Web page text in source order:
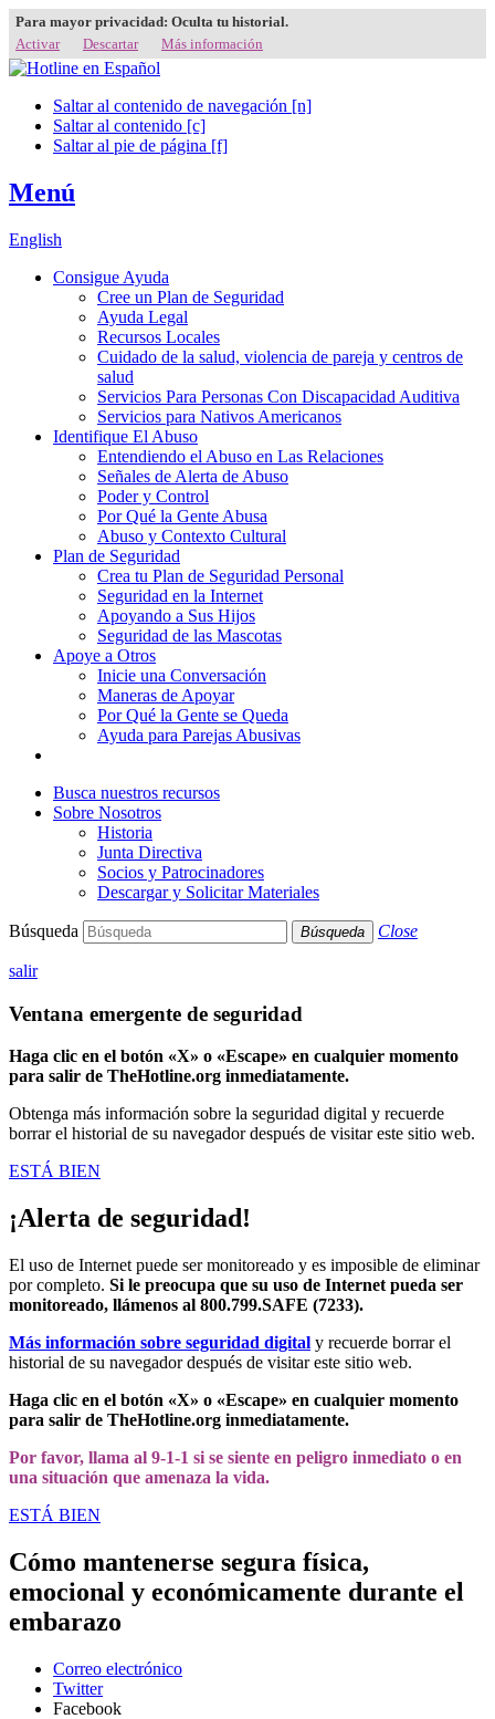
Para mayor privacidad: Oculta tu historial.
Activar
Descartar Más información
Saltar al contenido de navegación [n]
Saltar al contenido [c]
Saltar al pie de página [f]
Menú
English
Consigue Ayuda
Cree un Plan de Seguridad
Ayuda Legal
Recursos Locales
Cuidado de la salud, violencia de pareja y centros de
salud
Servicios Para Personas Con Discapacidad Auditiva
Servicios para Nativos Americanos
Identifique El Abuso
Entendiendo el Abuso en Las Relaciones
Señales de Alerta de Abuso
Poder y Control
Por Qué la Gente Abusa
Abuso y Contexto Cultural
Plan de Seguridad
Crea tu Plan de Seguridad Personal
Seguridad en la Internet
Apoyando a Sus Hijos
Seguridad de las Mascotas
Apoye a Otros
Inicie una Conversación
Maneras de Apoyar
Por Qué la Gente se Queda
Ayuda para Parejas Abusivas
Busca nuestros recursos
Sobre Nosotros
Historia
Junta Directiva
Socios y Patrocinadores
Descargar y Solicitar Materiales
Búsqueda Búsqueda Close
salir
Ventana emergente de seguridad
Haga clic en el botón «X» o «Escape» en cualquier momento
para salir de TheHotline.org inmediatamente.
Obtenga más información sobre la seguridad digital y recuerde
borrar el historial de su navegador después de visitar este sitio web.
ESTÁ BIEN
¡Alerta de seguridad!
El uso de Internet puede ser monitoreado y es imposible de eliminar
por completo. Si le preocupa que su uso de Internet pueda ser
monitoreado, llámenos al 800.799.SAFE (7233).
Más información sobre seguridad digital y recuerde borrar el
historial de su navegador después de visitar este sitio web.
Haga clic en el botón «X» o «Escape» en cualquier momento
para salir de TheHotline.org inmediatamente.
Por favor, llama al 9-1-1 si se siente en peligro inmediato o en
una situación que amenaza la vida.
ESTÁ BIEN
Cómo mantenerse segura física,
emocional y económicamente durante el
embarazo
Correo electrónico
Twitter
Facebook